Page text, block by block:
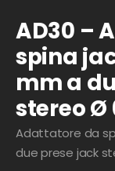
AD30 –
spina
mm a
stereo Ø
Adattatore da
due prese jack